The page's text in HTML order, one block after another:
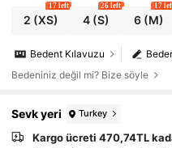
2 (XS)
17 left
4(S)
26 left
6(M)
17
Bedent Kılavuzu
Bedeniniz değil mi? Bize söyle
Sevk yeri Turkey
Kargo ücreti 470,74TL